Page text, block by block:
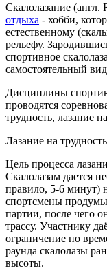
Скалолазание (англ.
отдыха - хобби,
естественному
рельефу.
спортивное
самостоятельный
Дисциплины
проводятся
трудность, лазание
Лазание на
Цель процесса
Скалолазам дается
правило, 5-6 минут)
спортсмены
партии, после чего
трассу. Участнику
ограничение по
раунда скалолазы
высоты.